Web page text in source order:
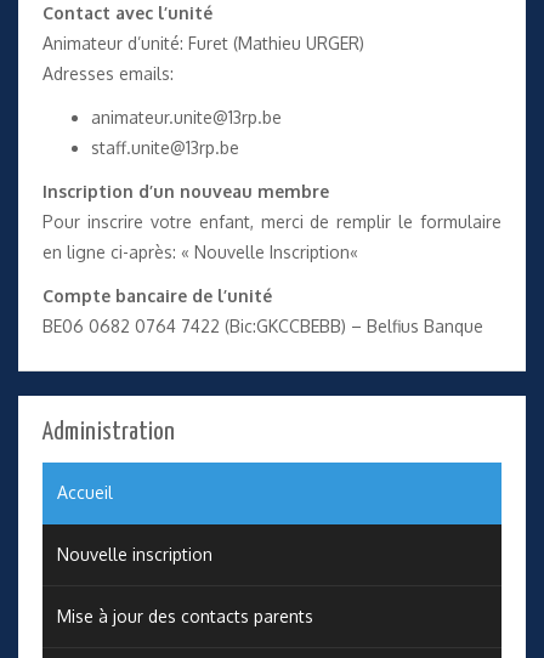
Contact avec l’unité
Animateur d’unité: Furet (Mathieu URGER)
Adresses emails:
animateur.unite@13rp.be
staff.unite@13rp.be
Inscription d’un nouveau membre
Pour inscrire votre enfant, merci de remplir le formulaire
en ligne ci-après: « Nouvelle Inscription«
Compte bancaire de l’unité
BE06 0682 0764 7422 (Bic:GKCCBEBB) – Belfius Banque
Administration
Accueil
Nouvelle inscription
Mise à jour des contacts parents